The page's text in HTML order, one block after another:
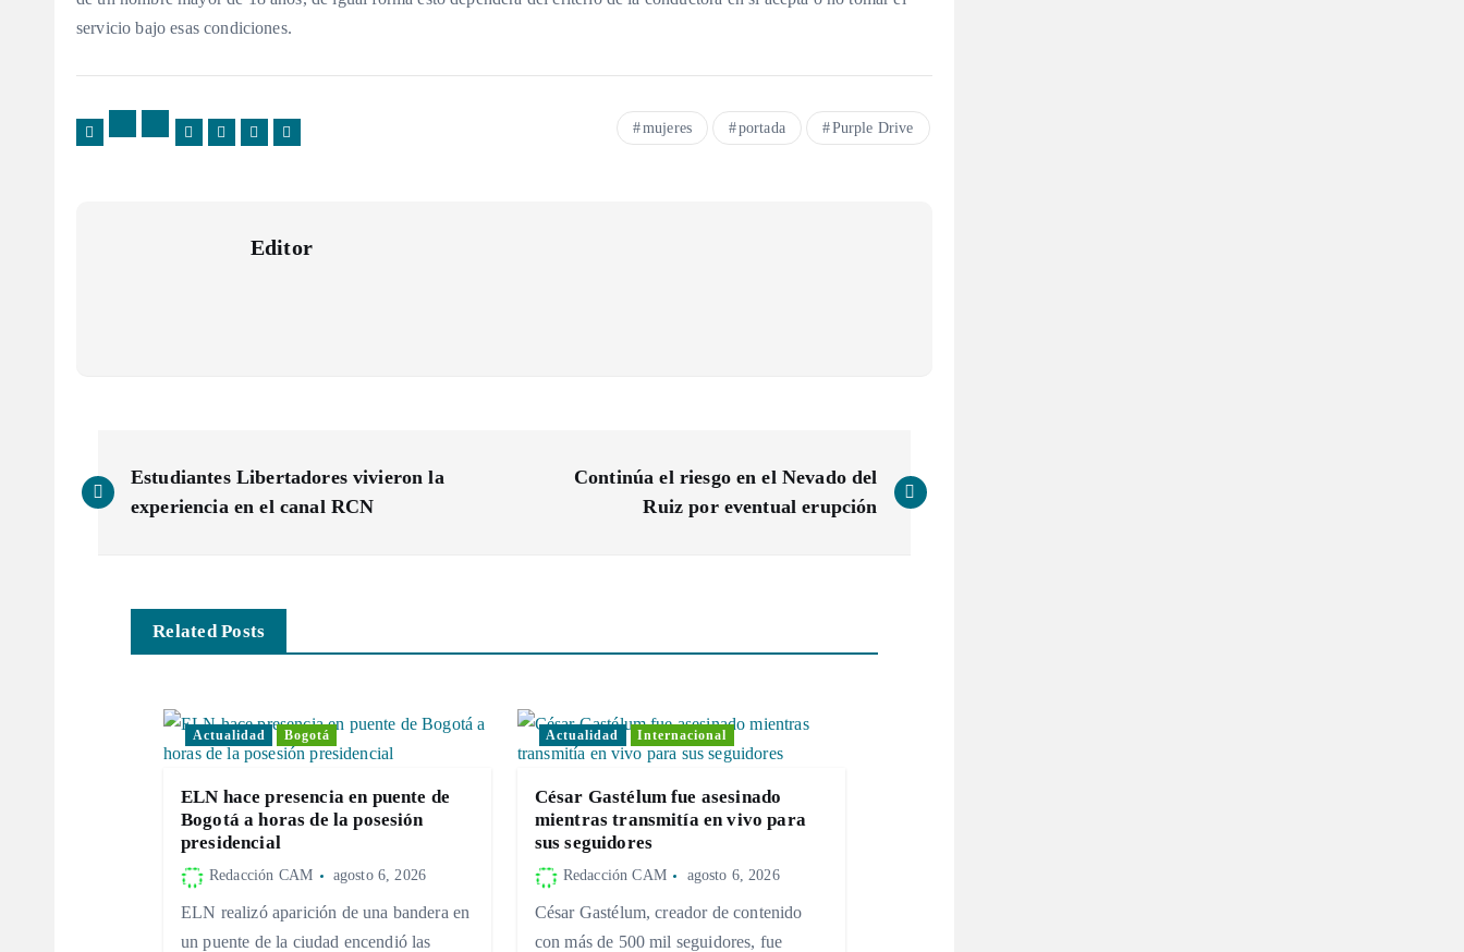
servicio bajo esas condiciones.
mujeres portada Purple Drive
Editor
a
Estudiantes Libertadores vivieron la
experiencia en el canal RCN
Continúa el riesgo en el Nevado del
Ruiz por eventual erupción
Related Posts
Actualidad Bogotá
ELN hace presencia en puente de
Bogotá a horas de la posesión
presidencial
Redacción CAM agosto 6, 2026
ELN realizó aparición de una bandera en
un puente de la ciudad encendió las
Actualidad Internacional
César Gastélum fue asesinado
mientras transmitía en vivo para
sus seguidores
Redacción CAM agosto 6, 2026
César Gastélum, creador de contenido
con más de 500 mil seguidores, fue